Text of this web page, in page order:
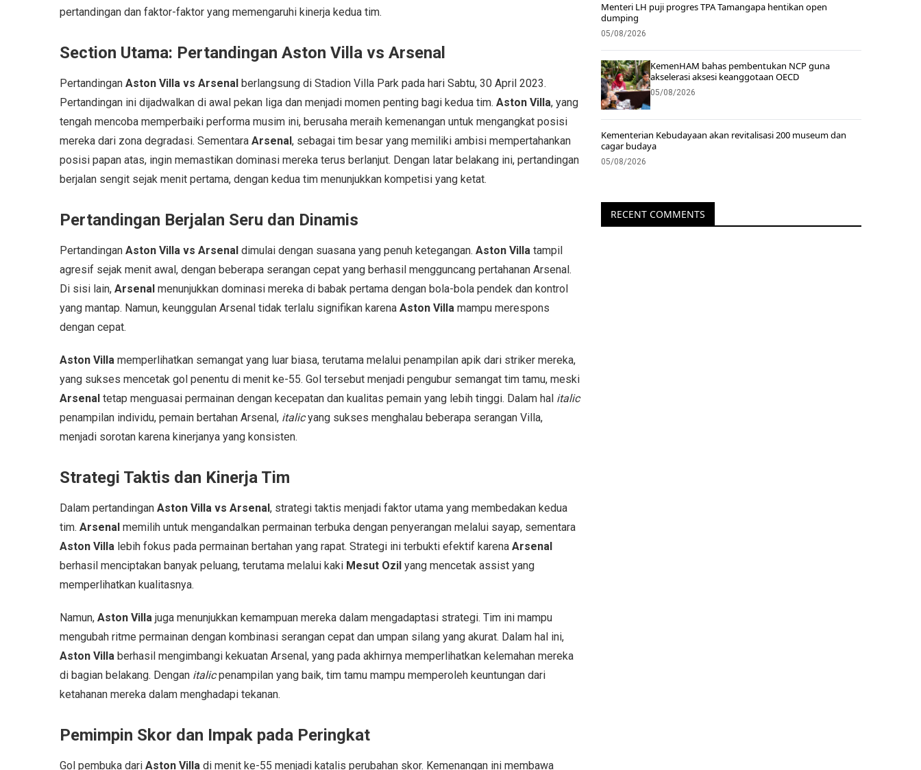
pertandingan dan faktor-faktor yang memengaruhi kinerja kedua tim.
Section Utama: Pertandingan Aston Villa vs Arsenal
Pertandingan Aston Villa vs Arsenal berlangsung di Stadion Villa Park pada hari Sabtu, 30 April 2023.
Pertandingan ini dijadwalkan di awal pekan liga dan menjadi momen penting bagi kedua tim. Aston Villa, yang
tengah mencoba memperbaiki performa musim ini, berusaha meraih kemenangan untuk mengangkat posisi
mereka dari zona degradasi. Sementara Arsenal, sebagai tim besar yang memiliki ambisi mempertahankan
posisi papan atas, ingin memastikan dominasi mereka terus berlanjut. Dengan latar belakang ini, pertandingan
berjalan sengit sejak menit pertama, dengan kedua tim menunjukkan kompetisi yang ketat.
Pertandingan Berjalan Seru dan Dinamis
Pertandingan Aston Villa vs Arsenal dimulai dengan suasana yang penuh ketegangan. Aston Villa tampil
agresif sejak menit awal, dengan beberapa serangan cepat yang berhasil mengguncang pertahanan Arsenal.
Di sisi lain, Arsenal menunjukkan dominasi mereka di babak pertama dengan bola-bola pendek dan kontrol
yang mantap. Namun, keunggulan Arsenal tidak terlalu signifikan karena Aston Villa mampu merespons
dengan cepat.
Aston Villa memperlihatkan semangat yang luar biasa, terutama melalui penampilan apik dari striker mereka,
yang sukses mencetak gol penentu di menit ke-55. Gol tersebut menjadi pengubur semangat tim tamu, meski
Arsenal tetap menguasai permainan dengan kecepatan dan kualitas pemain yang lebih tinggi. Dalam hal italic
penampilan individu, pemain bertahan Arsenal, italicyang sukses menghalau beberapa serangan Villa,
menjadi sorotan karena kinerjanya yang konsisten.
Strategi Taktis dan Kinerja Tim
Dalam pertandingan Aston Villa vs Arsenal, strategi taktis menjadi faktor utama yang membedakan kedua
tim. Arsenal memilih untuk mengandalkan permainan terbuka dengan penyerangan melalui sayap, sementara
Aston Villa lebih fokus pada permainan bertahan yang rapat. Strategi ini terbukti efektif karena Arsenal
berhasil menciptakan banyak peluang, terutama melalui kaki Mesut Ozil yang mencetak assist yang
memperlihatkan kualitasnya.
Namun, Aston Villa juga menunjukkan kemampuan mereka dalam mengadaptasi strategi. Tim ini mampu
mengubah ritme permainan dengan kombinasi serangan cepat dan umpan silang yang akurat. Dalam hal ini,
Aston Villa berhasil mengimbangi kekuatan Arsenal, yang pada akhirnya memperlihatkan kelemahan mereka
di bagian belakang. Dengan italicpenampilan yang baik, tim tamu mampu memperoleh keuntungan dari
ketahanan mereka dalam menghadapi tekanan.
Pemimpin Skor dan Impak pada Peringkat
Gol pembuka dari Aston Villa di menit ke-55 menjadi katalis perubahan skor. Kemenangan ini membawa
Menteri LH puji progres TPA Tamangapa hentikan open
dumping
05/08/2026
KemenHAM bahas pembentukan NCP guna
akselerasi aksesi keanggotaan OECD
05/08/2026
Kementerian Kebudayaan akan revitalisasi 200 museum dan
cagar budaya
05/08/2026
RECENT COMMENTS